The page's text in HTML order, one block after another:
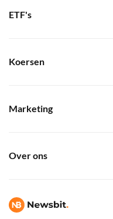
ETF's
Koersen
Marketing
Over ons